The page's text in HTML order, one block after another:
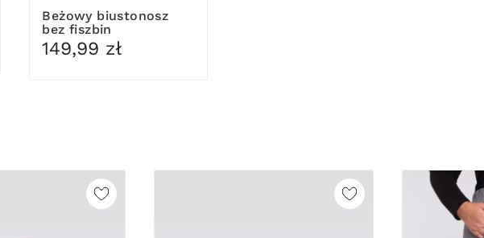
Beżowy biustonosz
bez fiszbin
149,99 zł